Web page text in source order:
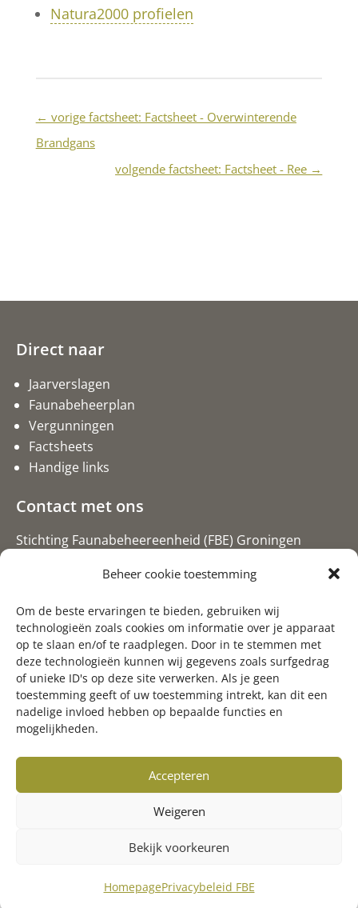
Beheer cookie toestemming
Om de beste ervaringen te bieden, gebruiken wij
technologieën zoals cookies om informatie over je apparaat
op te slaan en/of te raadplegen. Door in te stemmen met
deze technologieën kunnen wij gegevens zoals surfgedrag
of unieke ID's op deze site verwerken. Als je geen
toestemming geeft of uw toestemming intrekt, kan dit een
nadelige invloed hebben op bepaalde functies en
mogelijkheden.
Accepteren
Weigeren
Bekijk voorkeuren
HomepagePrivacybeleid FBE
Natura2000 profielen
← vorige factsheet: Factsheet - Overwinterende
Brandgans
volgende factsheet: Factsheet - Ree →
Direct naar
Jaarverslagen
Faunabeheerplan
Vergunningen
Factsheets
Handige links
Contact met ons
Stichting Faunabeheereenheid (FBE) Groningen
info@fbegroningen.nl
© Copyright 2025 FBE Groningen